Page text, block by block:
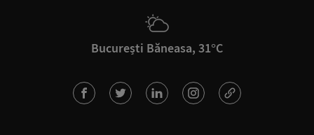
București Băneasa, 31°C